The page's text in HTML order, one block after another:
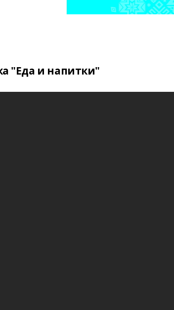
"Еда и напитки"